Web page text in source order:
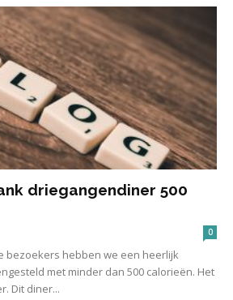
driegangendiner 500
0
bezoekers hebben we een heerlijk
met minder dan 500 calorieën. Het
Dit diner...